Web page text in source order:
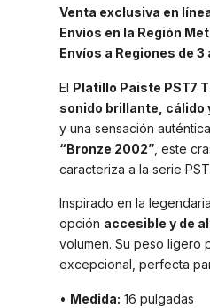
Venta exclusiva en línea
Envíos en la Región
Envíos a Regiones de 3
El Platillo Paiste PST7
sonido brillante, cálido
y una sensación
“Bronze 2002”, este
caracteriza a la serie
Inspirado en la
opción accesible y de
volumen. Su peso ligero
excepcional, perfecta
• Medida: 16 pulgadas